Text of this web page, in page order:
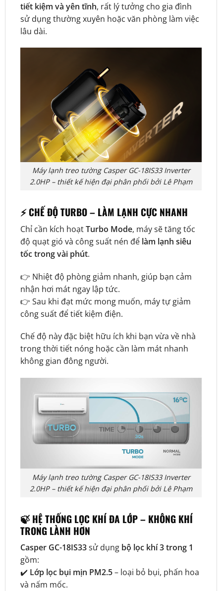
tiết kiệm và yên tĩnh, rất lý tưởng cho gia đình
sử dụng thường xuyên hoặc văn phòng làm việc
lâu dài.
Máy lạnh treo tường Casper GC-18IS33 Inverter
2.0HP – thiết kế hiện đại phân phối bởi Lê Phạm
⚡ CHẾ ĐỘ TURBO – LÀM LẠNH CỰC NHANH
Chỉ cần kích hoạtTurbo Mode, máy sẽ tăng tốc
độ quạt gió và công suất nén để làm lạnh siêu
tốc trong vài phút.
👉 Nhiệt độ phòng giảm nhanh, giúp bạn cảm
nhận hơi mát ngay lập tức.
👉 Sau khi đạt mức mong muốn, máy tự giảm
công suất để tiết kiệm điện.
Chế độ này đặc biệt hữu ích khi bạn vừa về nhà
trong thời tiết nóng hoặc cần làm mát nhanh
không gian đông người.
Máy lạnh treo tường Casper GC-18IS33 Inverter
2.0HP – thiết kế hiện đại phân phối bởi Lê Phạm
🍃 HỆ THỐNG LỌC KHÍ ĐA LỚP – KHÔNG KHÍ
TRONG LÀNH HƠN
Casper GC-18IS33sử dụng bộ lọc khí 3 trong 1
gồm:
✔️ Lớp lọc bụi mịn PM2.5– loại bỏ bụi, phấn hoa
và nấm mốc.